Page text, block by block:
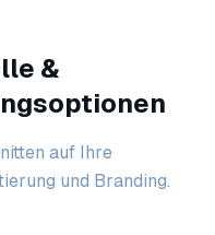
&
auf Ihre
und Branding.